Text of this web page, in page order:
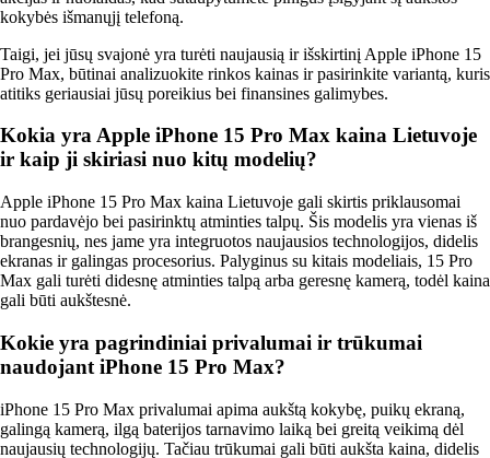
kokybės išmanųjį telefoną.
Taigi, jei jūsų svajonė yra turėti naujausią ir išskirtinį Apple iPhone 15
Pro Max, būtinai analizuokite rinkos kainas ir pasirinkite variantą, kuris
atitiks geriausiai jūsų poreikius bei finansines galimybes.
Kokia yra Apple iPhone 15 Pro Max kaina Lietuvoje
ir kaip ji skiriasi nuo kitų modelių?
Apple iPhone 15 Pro Max kaina Lietuvoje gali skirtis priklausomai
nuo pardavėjo bei pasirinktų atminties talpų. Šis modelis yra vienas iš
brangesnių, nes jame yra integruotos naujausios technologijos, didelis
ekranas ir galingas procesorius. Palyginus su kitais modeliais, 15 Pro
Max gali turėti didesnę atminties talpą arba geresnę kamerą, todėl kaina
gali būti aukštesnė.
Kokie yra pagrindiniai privalumai ir trūkumai
naudojant iPhone 15 Pro Max?
iPhone 15 Pro Max privalumai apima aukštą kokybę, puikų ekraną,
galingą kamerą, ilgą baterijos tarnavimo laiką bei greitą veikimą dėl
naujausių technologijų. Tačiau trūkumai gali būti aukšta kaina, didelis